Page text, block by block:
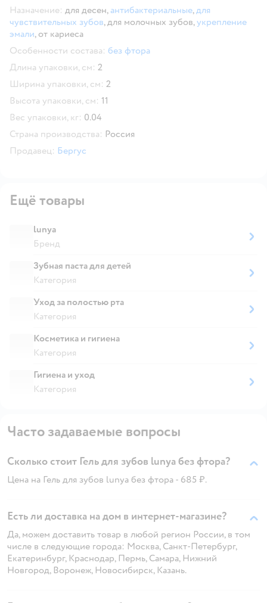
Назначение: для десен, антибактериальные,для
чувствительных зубов,для молочных зубов,укрепление
эмали, от кариеса
Особенности состава: без фтора
Длина упаковки, см: 2
Ширина упаковки, см: 2
Высота упаковки, см: 11
Вес упаковки, кг: 0.04
Страна производства: Россия
Продавец: Бергус
Ещё товары
lunya
Бренд
Зубная паста для детей
Категория
Уход за полостью рта
Категория
Косметика и гигиена
Категория
Гигиена и уход
Категория
Часто задаваемые вопросы
Сколько стоит Гель для зубов lunya без фтора?
Цена на Гель для зубов lunya без фтора - 685 ₽.
Есть ли доставка на дом в интернет-магазине?
Да, можем доставить товар в любой регион России, в том
числе в следующие города: Москва, Санкт-Петербург,
Екатеринбург, Краснодар, Пермь, Самара, Нижний
Новгород, Воронеж, Новосибирск, Казань.